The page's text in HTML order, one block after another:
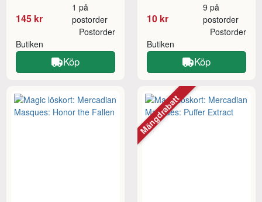
145 kr
1 på
postorder
Butiken
Postorder
Köp
10 kr
9 på
postorder
Butiken
Postorder
Köp
Mängdrabatt